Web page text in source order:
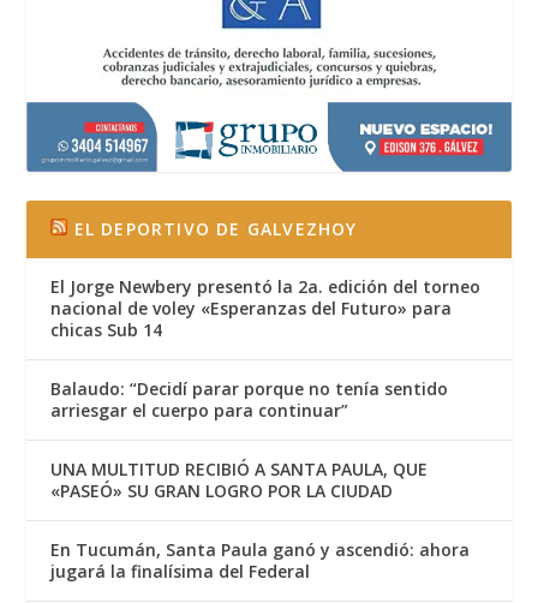
EL DEPORTIVO DE GALVEZHOY
El Jorge Newbery presentó la 2a. edición del torneo
nacional de voley «Esperanzas del Futuro» para
chicas Sub 14
Balaudo: “Decidí parar porque no tenía sentido
arriesgar el cuerpo para continuar”
UNA MULTITUD RECIBIÓ A SANTA PAULA, QUE
«PASEÓ» SU GRAN LOGRO POR LA CIUDAD
En Tucumán, Santa Paula ganó y ascendió: ahora
jugará la finalísima del Federal